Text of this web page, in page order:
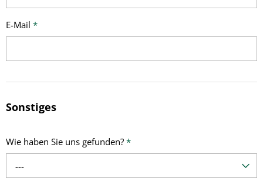
E-Mail *
Sonstiges
Wie haben Sie uns gefunden? *
---